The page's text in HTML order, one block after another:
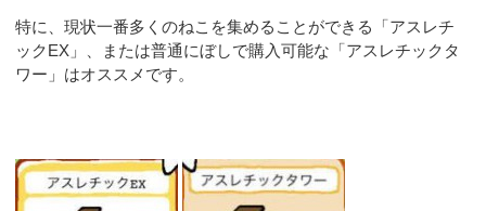
特に、現状一番多くのねこを集めることができる「アスレチ
ックEX」、または普通にぼしで購入可能な「アスレチックタ
ワー」はオススメです。